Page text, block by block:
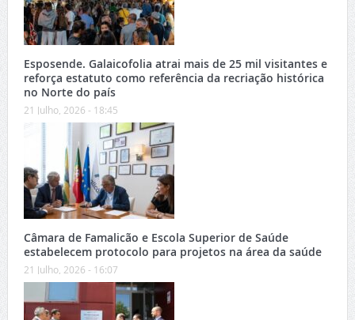
Esposende. Galaicofolia atrai mais de 25 mil visitantes e
reforça estatuto como referência da recriação histórica
no Norte do país
21 Julho, 2026 - 18:45
Câmara de Famalicão e Escola Superior de Saúde
estabelecem protocolo para projetos na área da saúde
21 Julho, 2026 - 16:07